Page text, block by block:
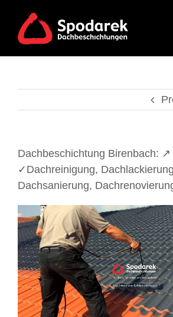
content
Dachbeschichtung Birenbach:
✓Dachreinigung,
Dachsanierung,